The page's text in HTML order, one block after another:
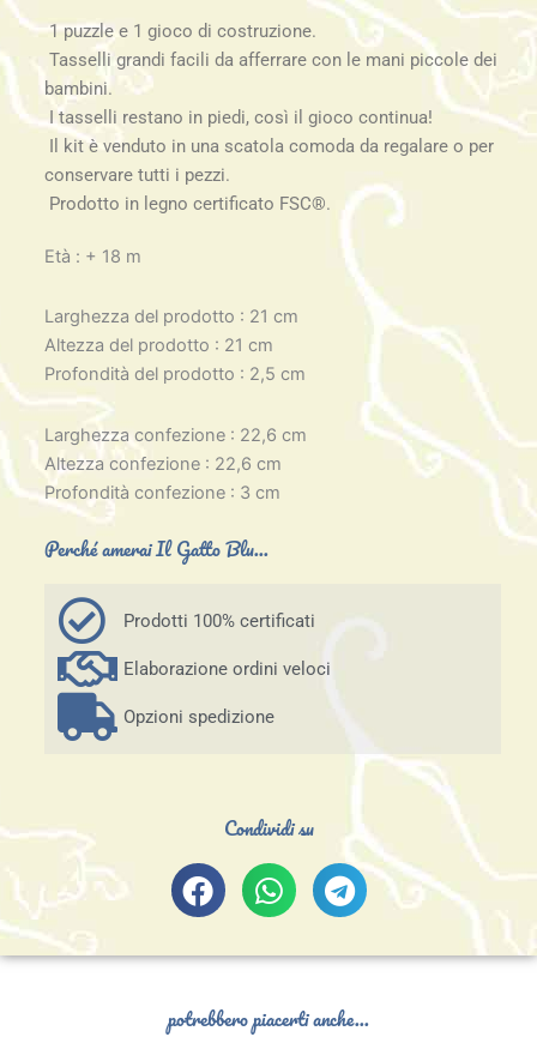
1 puzzle e 1 gioco di costruzione.
Tasselli grandi facili da afferrare con le mani piccole dei
bambini.
I tasselli restano in piedi, così il gioco continua!
Il kit è venduto in una scatola comoda da regalare o per
conservare tutti i pezzi.
Prodotto in legno certificato FSC®.
Età : + 18 m
Larghezza del prodotto : 21 cm
Altezza del prodotto : 21 cm
Profondità del prodotto : 2,5 cm
Larghezza confezione : 22,6 cm
Altezza confezione : 22,6 cm
Profondità confezione : 3 cm
Perché amerai Il Gatto Blu...
Prodotti 100% certificati
Elaborazione ordini veloci
Opzioni spedizione
Condividi su
potrebbero piacerti anche...